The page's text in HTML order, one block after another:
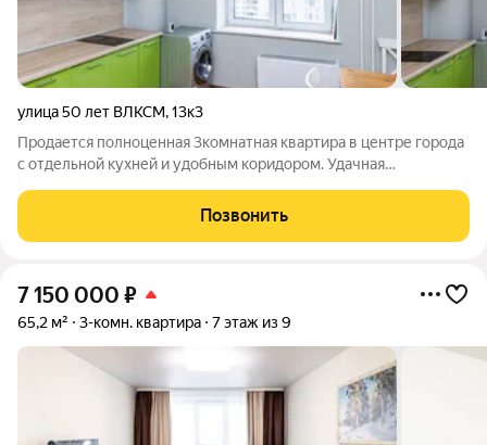
улица 50 лет ВЛКСМ,13к3
Продается полноценная 3комнатная квартира в центре города
с отдельной кухней и удобным коридором. Удачная
света и хорошее проветривание. Остеклённый балкон. Ремонт
Позвонить
7 150 000 ₽
65,2 м² 3-комн. квартира 7 этаж из 9